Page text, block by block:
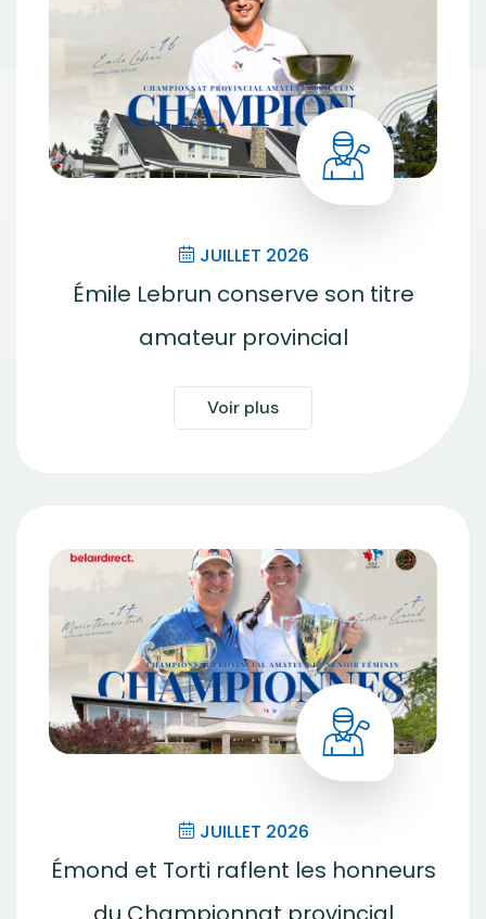
JUILLET 2026
Émile Lebrun conserve son titre
amateur provincial
Voir plus
JUILLET 2026
Émond et Torti raflent les honneurs